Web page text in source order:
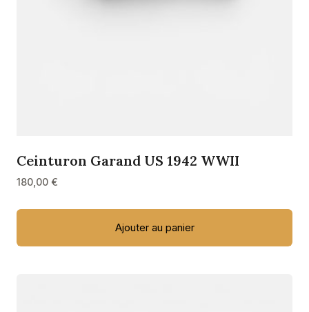
Ceinturon Garand US 1942 WWII
180,00 €
Ajouter au panier